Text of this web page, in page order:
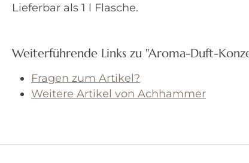
Lieferbar als 1 l Flasche.
Weiterführende Links zu "Aroma-Duft-
Fragen zum Artikel?
Weitere Artikel von Achhammer